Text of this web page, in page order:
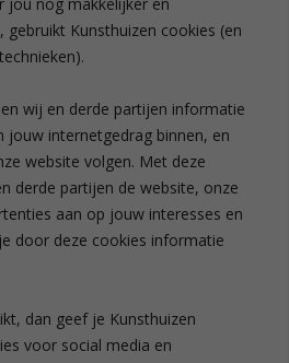
Kunsthuizen cookies (en
wij en derde partijen informatie
jouw internetgedrag binnen, en
website volgen. Met deze
derde partijen de website, onze
aan op jouw interesses en
door deze cookies informatie
dan geef je Kunsthuizen
voor social media en